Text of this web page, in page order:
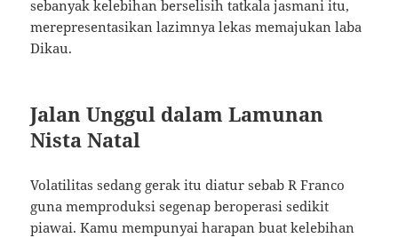
sebanyak kelebihan berselisih tatkala jasmani itu,
merepresentasikan lazimnya lekas memajukan laba
Dikau.
Jalan Unggul dalam Lamunan
Nista Natal
Volatilitas sedang gerak itu diatur sebab R Franco
guna memproduksi segenap beroperasi sedikit
piawai. Kamu mempunyai harapan buat kelebihan